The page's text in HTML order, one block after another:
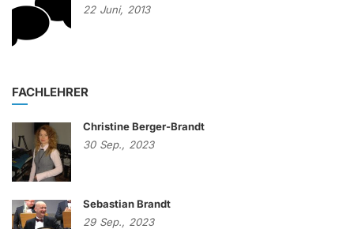
22 Juni, 2013
FACHLEHRER
Christine Berger-Brandt
30 Sep., 2023
Sebastian Brandt
29 Sep., 2023